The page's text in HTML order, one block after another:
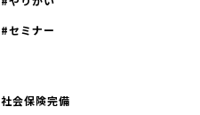
セミナー
社会保険完備